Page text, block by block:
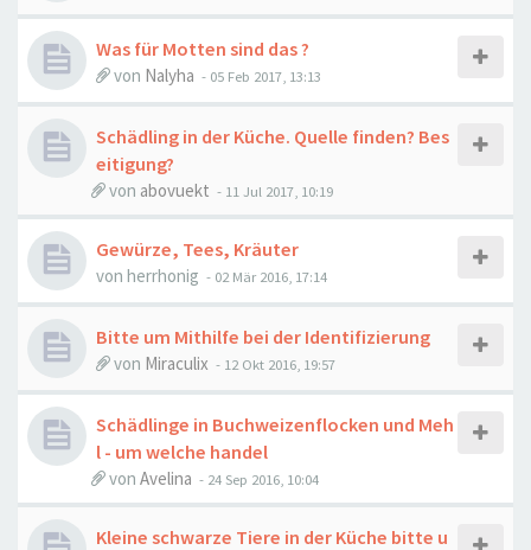
Was für Motten sind das ?
von Nalyha - 05 Feb 2017, 13:13
Schädling in der Küche. Quelle finden? Bes
eitigung?
von abovuekt - 11 Jul 2017, 10:19
Gewürze, Tees, Kräuter
von herrhonig - 02 Mär 2016, 17:14
Bitte um Mithilfe bei der Identifizierung
von Miraculix - 12 Okt 2016, 19:57
Schädlinge in Buchweizenflocken und Meh
l - um welche handel
von Avelina - 24 Sep 2016, 10:04
Kleine schwarze Tiere in der Küche bitte u